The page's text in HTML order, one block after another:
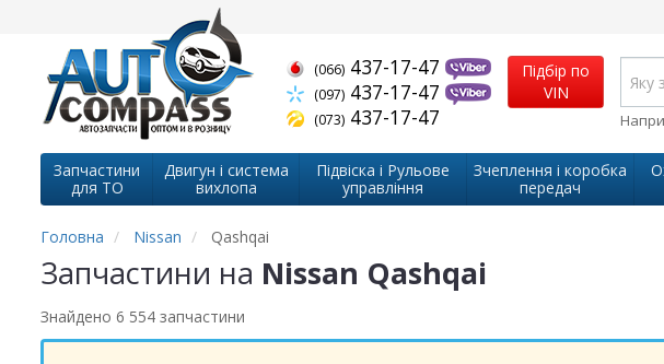
(066) 437-17-47
(097) 437-17-47
(073) 437-17-47
Підбір по
VIN
Запчастини
для ТО
Двигун і система
вихлопа
Підвіска і Рульове
управління
Зчеплення і коробка
передач
Головна Nissan Qashqai
Запчастини на Nissan Qashqai
Знайдено 6 554 запчастини